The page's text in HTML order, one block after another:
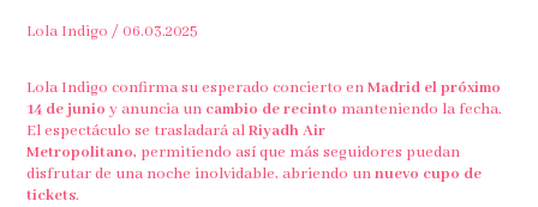
Lola Indigo / 06.03.2025
Lola Indigo confirma su esperado concierto enMadrid el próximo
14 de junio y anuncia un cambio de recinto manteniendo la fecha.
El espectáculo se trasladará alRiyadh Air
Metropolitano, permitiendo así que más seguidores puedan
disfrutar de una noche inolvidable, abriendo unnuevo cupo de
tickets.